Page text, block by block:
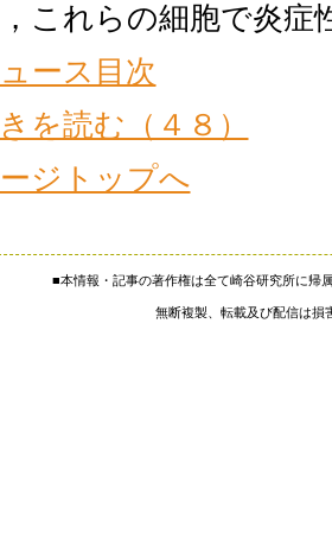
これらの細胞で炎症
ース目次
を読む（４８）
ジトップへ
■本情報・記事の著作権は全て崎谷研究所に帰
無断複製、転載及び配信は損